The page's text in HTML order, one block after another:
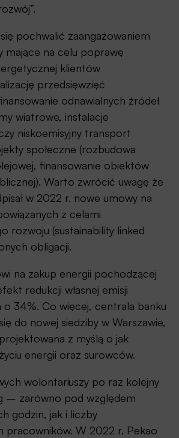
pochwalić zaangażowaniem
mające na celu poprawę
klientów
przedsięwzięć
odnawialnych źródeł
wiatrowe, instalacje
niskoemisyjny transport
społeczne (rozbudowa
finansowanie obiektów
Warto zwrócić uwagę że
w 2022 r. nowe umowy na
z celami
rozwoju (sustainability linked
obligacji.
na zakup energii pochodzącej
redukcji własnej emisji
o 34%. Co więcej, centrala banku
do nowej siedziby w Warszawie,
z myślą o jak
energii oraz surowców.
wolontariuszy po raz kolejny
– zarówno pod względem
godzin, jak i liczby
pracowników. W 2022 r. Pekao